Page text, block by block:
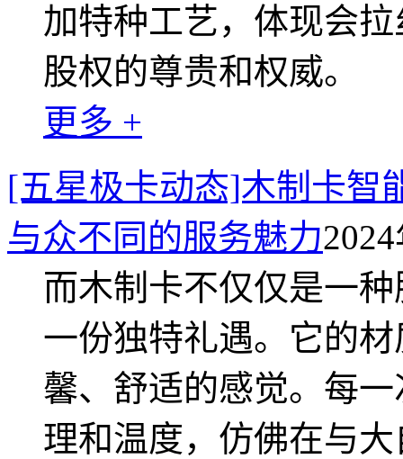
加特种工艺，体现会
股权的尊贵和权威。
更多 +
[五星极卡动态]木制卡智
与众不同的服务魅力
而木制卡不仅仅是一
一份独特礼遇。它的
馨、舒适的感觉。每
理和温度，仿佛在与